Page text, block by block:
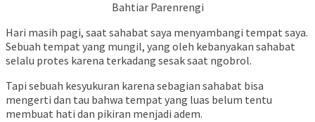
Bahtiar Parenrengi
Hari masih pagi, saat sahabat saya menyambangi tempat saya.
Sebuah tempat yang mungil, yang oleh kebanyakan sahabat
selalu protes karena terkadang sesak saat ngobrol.
Tapi sebuah kesyukuran karena sebagian sahabat bisa
mengerti dan tau bahwa tempat yang luas belum tentu
membuat hati dan pikiran menjadi adem.